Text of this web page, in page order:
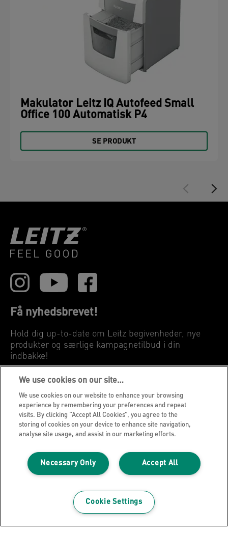
Makulator Leitz IQ Autofeed Small
Office 100 Automatisk P4
SE PRODUKT
Få nyhedsbrevet!
Hold dig up-to-date om Leitz begivenheder, nye
produkter og særlige kampagnetilbud i din
indbakke!
REGISTRER DIG NU
Privatlivspolitik
Cookies
Aftryk
Leitz EasyPrint
We use cookies on our site…
We use cookies on our website to enhance your browsing
experience by remembering your preferences and repeat
visits. By clicking “Accept All Cookies”, you agree to the
storing of cookies on your device to enhance site navigation,
analyse site usage, and assist in our marketing efforts.
Accept All
Necessary Only
Cookie Settings